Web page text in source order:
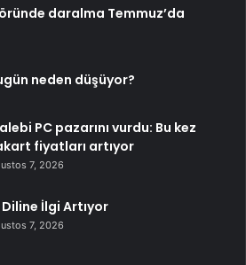
daralma Temmuz’da
neden düşüyor?
PC pazarını vurdu: Bu kez
fiyatları artıyor
7, 2026
Diline İlgi Artıyor
7, 2026